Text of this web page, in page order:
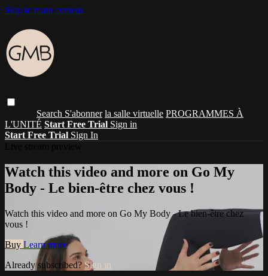
Skip to main content
Search S'abonner la salle virtuelle PROGRAMMES À
L'UNITÉ Start Free Trial Sign in
Start Free Trial Sign In
Watch this video and more on Go My
Body - Le bien-être chez vous !
Watch this video and more on Go My Body - Le bien-être chez
vous !
Buy Learn more
Already subscribed? Sign in